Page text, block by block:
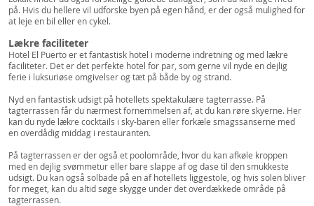
på. Hvis du hellere vil udforske byen på egen hånd, er der også mulighed for
at leje en bil eller en cykel.
Lækre faciliteter
Hotel El Puerto er et fantastisk hotel i moderne indretning og med lækre
faciliteter. Det er det perfekte hotel for par, som gerne vil nyde en dejlig
ferie i luksuriøse omgivelser og tæt på både by og strand.
Nyd en fantastisk udsigt på hotellets spektakulære tagterrasse. På
tagterrassen får du nærmest fornemmelsen af, at du kan røre skyerne. Her
kan du nyde lækre cocktails i sky-baren eller forkæle smagssanserne med
en overdådig middag i restauranten.
På tagterrassen er der også et poolområde, hvor du kan afkøle kroppen
med en dejlig svømmetur eller bare slappe af og dase til den smukkeste
udsigt. Du kan også solbade på en af hotellets liggestole, og hvis solen bliver
for meget, kan du altid søge skygge under det overdækkede område på
tagterrassen.